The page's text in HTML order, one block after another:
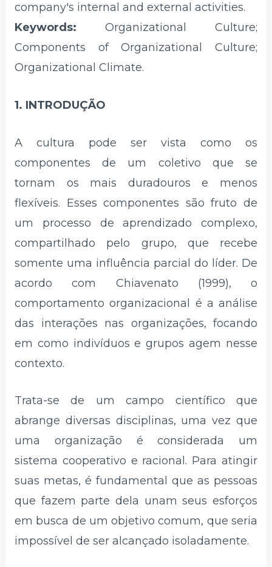
company's internal and external activities.
Keywords: Organizational Culture;
Components of Organizational Culture;
Organizational Climate.
1. INTRODUÇÃO
A cultura pode ser vista como os
componentes de um coletivo que se
tornam os mais duradouros e menos
flexíveis. Esses componentes são fruto de
um processo de aprendizado complexo,
compartilhado pelo grupo, que recebe
somente uma influência parcial do líder. De
acordo com Chiavenato (1999), o
comportamento organizacional é a análise
das interações nas organizações, focando
em como indivíduos e grupos agem nesse
contexto.
Trata-se de um campo científico que
abrange diversas disciplinas, uma vez que
uma organização é considerada um
sistema cooperativo e racional. Para atingir
suas metas, é fundamental que as pessoas
que fazem parte dela unam seus esforços
em busca de um objetivo comum, que seria
impossível de ser alcançado isoladamente.